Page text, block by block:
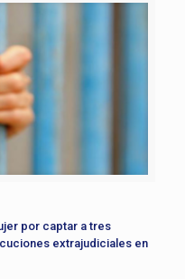
por captar a tres
extrajudiciales en